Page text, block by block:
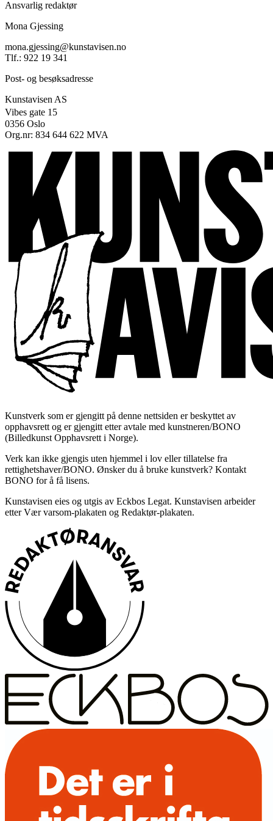
Ansvarlig redaktør
Mona Gjessing
mona.gjessing@kunstavisen.no
Tlf.: 922 19 341
Post- og besøksadresse
Kunstavisen AS
Vibes gate 15
0356 Oslo
Org.nr: 834 644 622 MVA
Kunstverk som er gjengitt på denne nettsiden er beskyttet av
opphavsrett og er gjengitt etter avtale med kunstneren/BONO
(Billedkunst Opphavsrett i Norge).
Verk kan ikke gjengis uten hjemmel i lov eller tillatelse fra
rettighetshaver/BONO. Ønsker du å bruke kunstverk? Kontakt
BONO for å få lisens.
Kunstavisen eies og utgis av Eckbos Legat. Kunstavisen arbeider
etter Vær varsom-plakaten og Redaktør-plakaten.